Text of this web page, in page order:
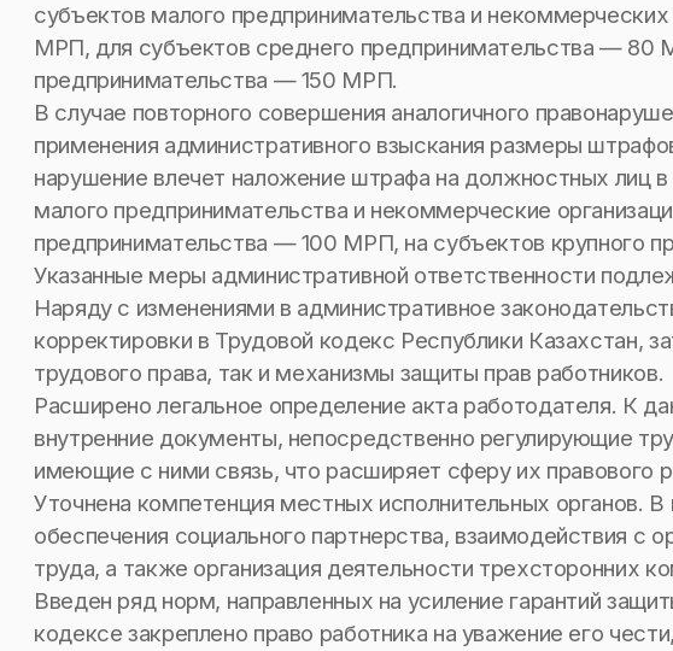
субъектов малого предпринимательства и некоммерческих
МРП, для субъектов среднего предпринимательства — 80
предпринимательства — 150 МРП.
В случае повторного совершения аналогичного
применения административного взыскания размеры
нарушение влечет наложение штрафа на должностных лиц
малого предпринимательства и некоммерческие
предпринимательства — 100 МРП, на субъектов крупного
Указанные меры административной ответственности
Наряду с изменениями в административное
корректировки в Трудовой кодекс Республики Казахстан,
трудового права, так и механизмы защиты прав работников.
Расширено легальное определение акта работодателя. К
внутренние документы, непосредственно регулирующие
имеющие с ними связь, что расширяет сферу их правового
Уточнена компетенция местных исполнительных органов.
обеспечения социального партнерства, взаимодействия с
труда, а также организация деятельности трехсторонних
Введен ряд норм, направленных на усиление гарантий
кодексе закреплено право работника на уважение его